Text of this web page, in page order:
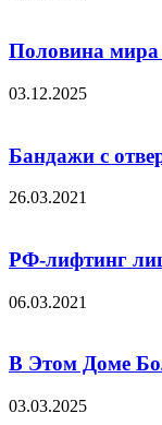
Половина мира
03.12.2025
Бандажи с
26.03.2021
РФ-лифтинг
06.03.2021
В Этом Доме
03.03.2025